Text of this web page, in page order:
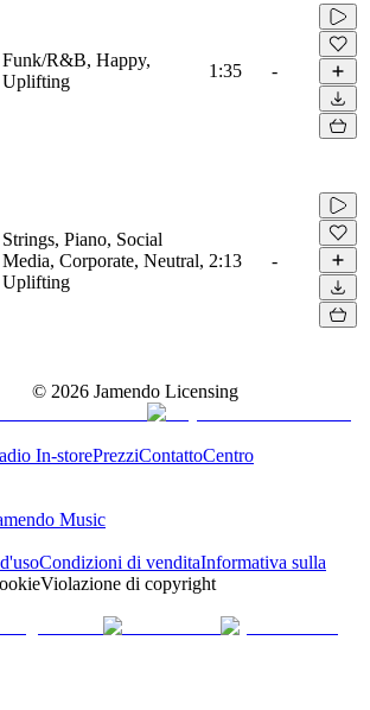
Funk/R&B, Happy,
Uplifting
1:35 -
Strings, Piano, Social
Media, Corporate, Neutral,
Uplifting
2:13 -
© 2026 Jamendo Licensing
In-storePrezziContattoCentro
Music
Condizioni di venditaInformativa sulla
Violazione di copyright